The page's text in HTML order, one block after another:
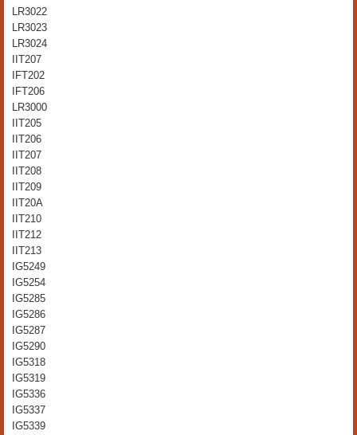
LR3022
LR3023
LR3024
IIT207
IFT202
IFT206
LR3000
IIT205
IIT206
IIT207
IIT208
IIT209
IIT20A
IIT210
IIT212
IIT213
IG5249
IG5254
IG5285
IG5286
IG5287
IG5290
IG5318
IG5319
IG5336
IG5337
IG5339